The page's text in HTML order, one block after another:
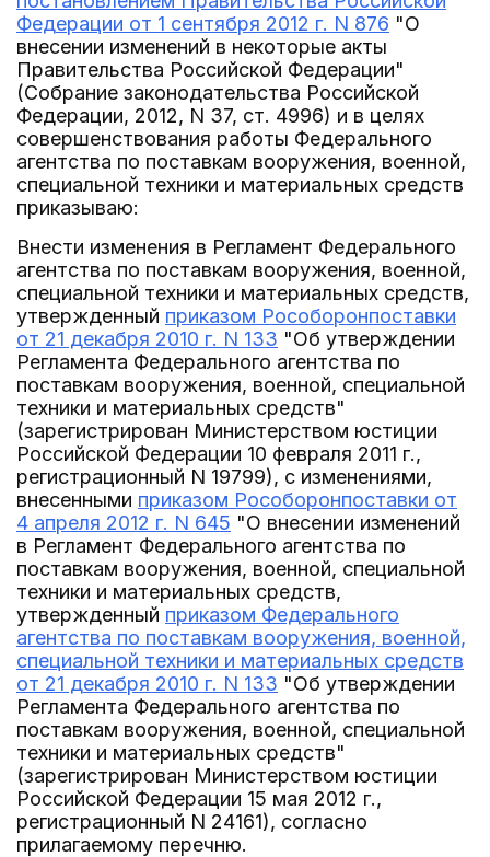
Федерации от 1 сентября 2012 г. N 876 "О
внесении изменений в некоторые акты
Правительства Российской Федерации"
(Собрание законодательства Российской
Федерации, 2012, N 37, ст. 4996) и в целях
совершенствования работы Федерального
агентства по поставкам вооружения, военной,
специальной техники и материальных средств
приказываю:
Внести изменения в Регламент Федерального
агентства по поставкам вооружения, военной,
специальной техники и материальных средств,
утвержденный приказом Рособоронпоставки
от 21 декабря 2010 г. N 133 "Об утверждении
Регламента Федерального агентства по
поставкам вооружения, военной, специальной
техники и материальных средств"
(зарегистрирован Министерством юстиции
Российской Федерации 10 февраля 2011 г.,
регистрационный N 19799), с изменениями,
внесенными приказом Рособоронпоставки от
4 апреля 2012 г. N 645 "О внесении изменений
в Регламент Федерального агентства по
поставкам вооружения, военной, специальной
техники и материальных средств,
утвержденный приказом Федерального
агентства по поставкам вооружения, военной,
специальной техники и материальных средств
от 21 декабря 2010 г. N 133 "Об утверждении
Регламента Федерального агентства по
поставкам вооружения, военной, специальной
техники и материальных средств"
(зарегистрирован Министерством юстиции
Российской Федерации 15 мая 2012 г.,
регистрационный N 24161), согласно
прилагаемому перечню.